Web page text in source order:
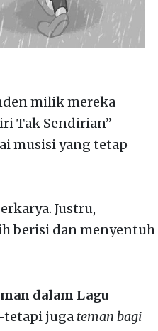
milik mereka
Tak Sendirian”
musisi yang tetap
Justru,
berisi dan menyentuh
dalam Lagu
juga teman bagi